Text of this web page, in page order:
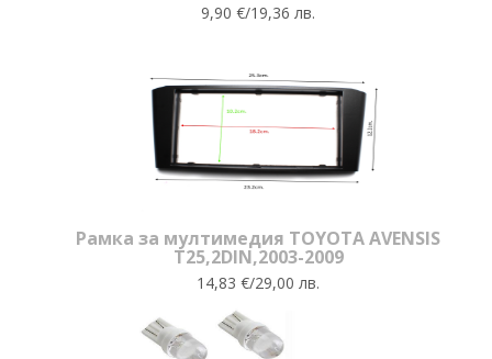
9,90 €/19,36 лв.
Рамка за мултимедия TOYOTA AVENSIS
T25,2DIN,2003-2009
14,83 €/29,00 лв.